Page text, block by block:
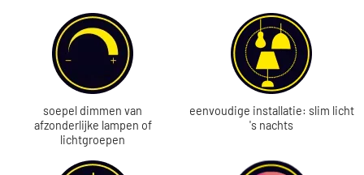
soepel dimmen van
afzonderlijke lampen of
lichtgroepen
eenvoudige installatie: slim licht
's nachts